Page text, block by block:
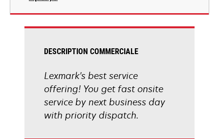
DESCRIPTION COMMERCIALE
Lexmark's best service
offering! You get fast onsite
service by next business day
with priority dispatch.